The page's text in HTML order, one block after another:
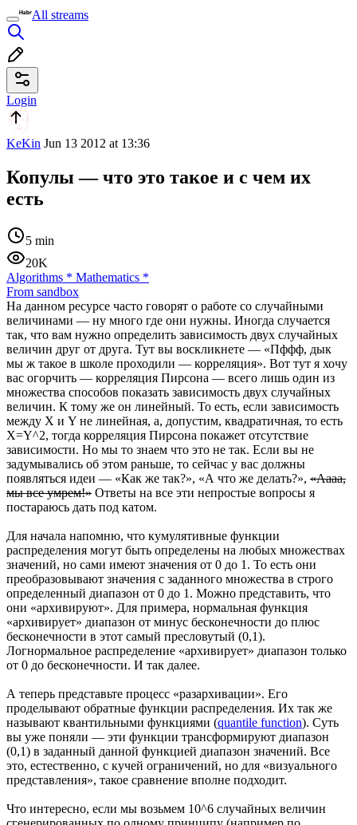
All streams
Login
KeKin Jun 13 2012 at 13:36
Копулы — что это такое и с чем их
есть
5 min
20K
Algorithms * Mathematics *
From sandbox
На данном ресурсе часто говорят о работе со случайными
величинами — ну много где они нужны. Иногда случается
так, что вам нужно определить зависимость двух случайных
величин друг от друга. Тут вы воскликнете — «Пффф, дык
мы ж такое в школе проходили — корреляция». Вот тут я хочу
вас огорчить — корреляция Пирсона — всего лишь один из
множества способов показать зависимость двух случайных
величин. К тому же он линейный. То есть, если зависимость
между X и Y не линейная, а, допустим, квадратичная, то есть
X=Y^2, тогда корреляция Пирсона покажет отсутствие
зависимости. Но мы то знаем что это не так. Если вы не
задумывались об этом раньше, то сейчас у вас должны
появляться идеи — «Как же так?», «А что же делать?», «Аааа,
мы все умрем!» Ответы на все эти непростые вопросы я
постараюсь дать под катом.
Для начала напомню, что кумулятивные функции
распределения могут быть определены на любых множествах
значений, но сами имеют значения от 0 до 1. То есть они
преобразовывают значения с заданного множества в строго
определенный диапазон от 0 до 1. Можно представить, что
они «архивируют». Для примера, нормальная функция
«архивирует» диапазон от минус бесконечности до плюс
бесконечности в этот самый пресловутый (0,1).
Логнормальное распределение «архивирует» диапазон только
от 0 до бесконечности. И так далее.
А теперь представьте процесс «разархивации». Его
проделывают обратные функции распределения. Их так же
называют квантильными функциями (quantile function). Суть
вы уже поняли — эти функции трансформируют диапазон
(0,1) в заданный данной функцией диапазон значений. Все
это, естественно, с кучей ограничений, но для «визуального
представления», такое сравнение вполне подходит.
Что интересно, если мы возьмем 10^6 случайных величин